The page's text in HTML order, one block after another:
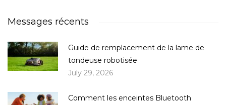
Messages récents
Guide de remplacement de la lame de
tondeuse robotisée
July 29, 2026
Comment les enceintes Bluetooth